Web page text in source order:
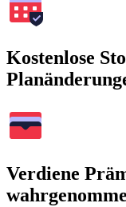
Kostenlose
Verdiene